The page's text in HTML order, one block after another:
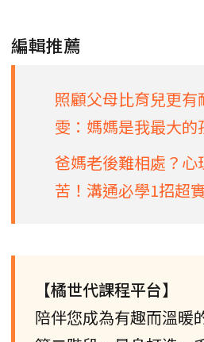
編輯推薦
照顧父母比育兒更
雯：媽媽是我最大的
爸媽老後難相處？心
苦！溝通必學1招超
【橘世代課程平台】
陪伴您成為有趣而溫暖